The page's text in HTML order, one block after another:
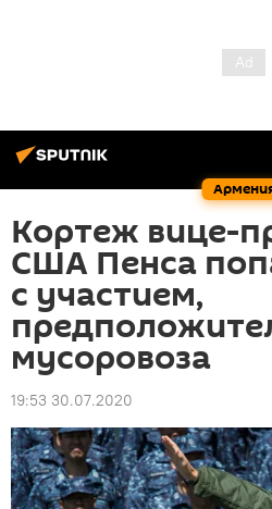
Кортеж вице-
США Пенса
с участием,
мусоровоза
19:53 30.07.2020